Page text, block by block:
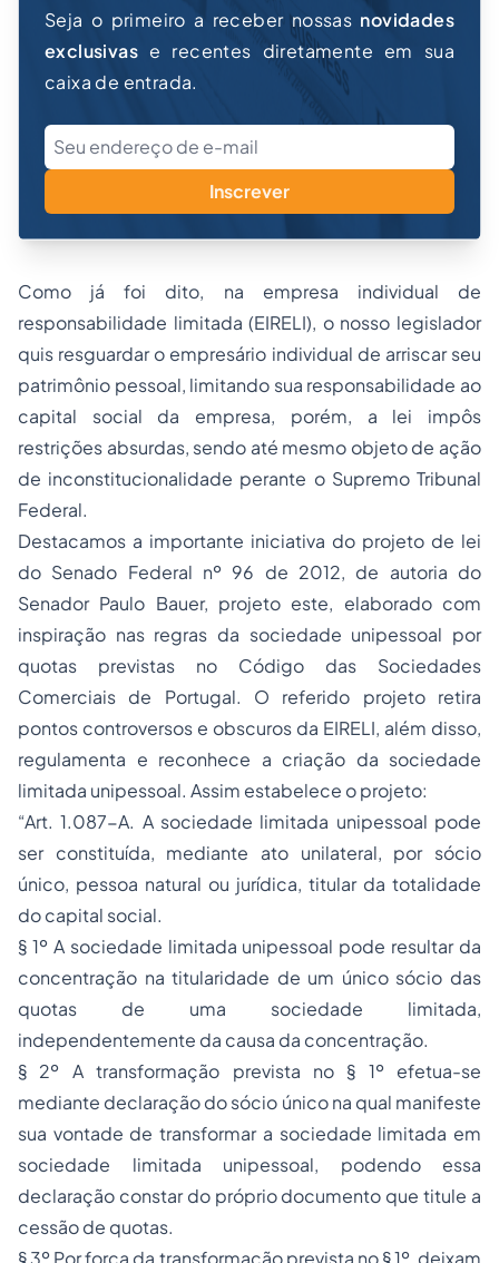
Seja o primeiro a receber nossas novidades
exclusivas e recentes diretamente em sua
caixa de entrada.
Inscrever
Como já foi dito, na empresa individual de
responsabilidade limitada (EIRELI), o nosso legislador
quis resguardar o empresário individual de arriscar seu
patrimônio pessoal, limitando sua responsabilidade ao
capital social da empresa, porém, a lei impôs
restrições absurdas, sendo até mesmo objeto de ação
de inconstitucionalidade perante o Supremo Tribunal
Federal.
Destacamos a importante iniciativa do projeto de lei
do Senado Federal nº 96 de 2012, de autoria do
Senador Paulo Bauer, projeto este, elaborado com
inspiração nas regras da sociedade unipessoal por
quotas previstas no Código das Sociedades
Comerciais de Portugal. O referido projeto retira
pontos controversos e obscuros da EIRELI, além disso,
regulamenta e reconhece a criação da sociedade
limitada unipessoal. Assim estabelece o projeto:
“Art. 1.087-A. A sociedade limitada unipessoal pode
ser constituída, mediante ato unilateral, por sócio
único, pessoa natural ou jurídica, titular da totalidade
do capital social.
§ 1º A sociedade limitada unipessoal pode resultar da
concentração na titularidade de um único sócio das
quotas de uma sociedade limitada,
independentemente da causa da concentração.
§ 2º A transformação prevista no § 1º efetua-se
mediante declaração do sócio único na qual manifeste
sua vontade de transformar a sociedade limitada em
sociedade limitada unipessoal, podendo essa
declaração constar do próprio documento que titule a
cessão de quotas.
§ 3º Por força da transformação prevista no § 1º, deixam